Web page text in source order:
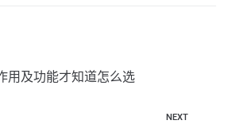
用及功能才知道怎么选
NEXT